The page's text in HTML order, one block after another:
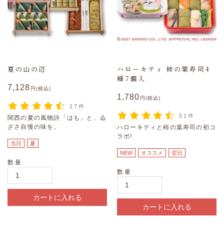
夏の山の辺
7,128 円(税込)
17件
関西の夏の風物詩「はも」と、ゐ
ざさ自慢の味を。
当日 夏
数量
カートに入れる
ハローキティ 柿の葉寿司4
種7個入
1,780 円(税込)
51件
ハローキティと柿の葉寿司の初コ
ラボ!
NEW オススメ 翌日
数量
カートに入れる